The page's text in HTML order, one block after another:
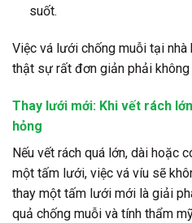
suốt.
Việc vá lưới chống muỗi tại
thật sự rất đơn giản phải không
Thay lưới mới: Khi vết rách
hỏng
Nếu vết rách quá lớn, dài hoặc
một tấm lưới, việc vá víu sẽ
thay một tấm lưới mới là giải
quả chống muỗi và tính thẩm